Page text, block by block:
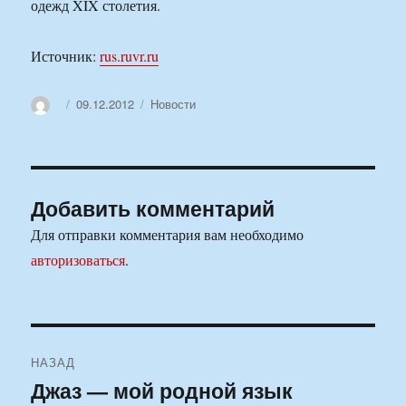
одежд XIX столетия.
Источник:rus.ruvr.ru
АвторОпубликовано
09.12.2012 Рубрики
Новости
Добавить комментарий
Для отправки комментария вам необходимо
авторизоваться.
по
НАЗАД
Предыдущая
Джаз — мой родной язык